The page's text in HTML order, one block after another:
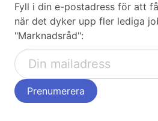
Fyll i din e-postadress för att
när det dyker upp fler lediga
"Marknadsråd":